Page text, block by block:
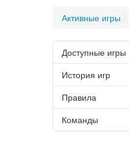
Активные игры /
Доступные игры
История игр
Правила
Команды